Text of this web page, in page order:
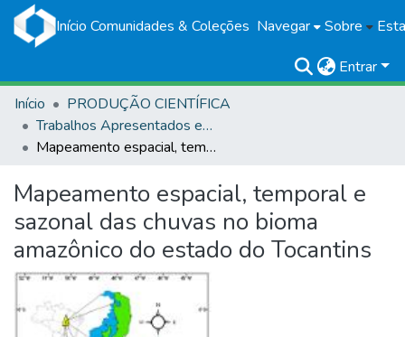
Início Comunidades & Coleções Navegar Sobre
Entrar
Início
PRODUÇÃO CIENTÍFICA
Trabalhos Apresentados em Eventos
Mapeamento espacial, temporal e sazonal das chuvas no bioma amazônico do estado do Tocantins
Mapeamento espacial, temporal e
sazonal das chuvas no bioma
amazônico do estado do Tocantins